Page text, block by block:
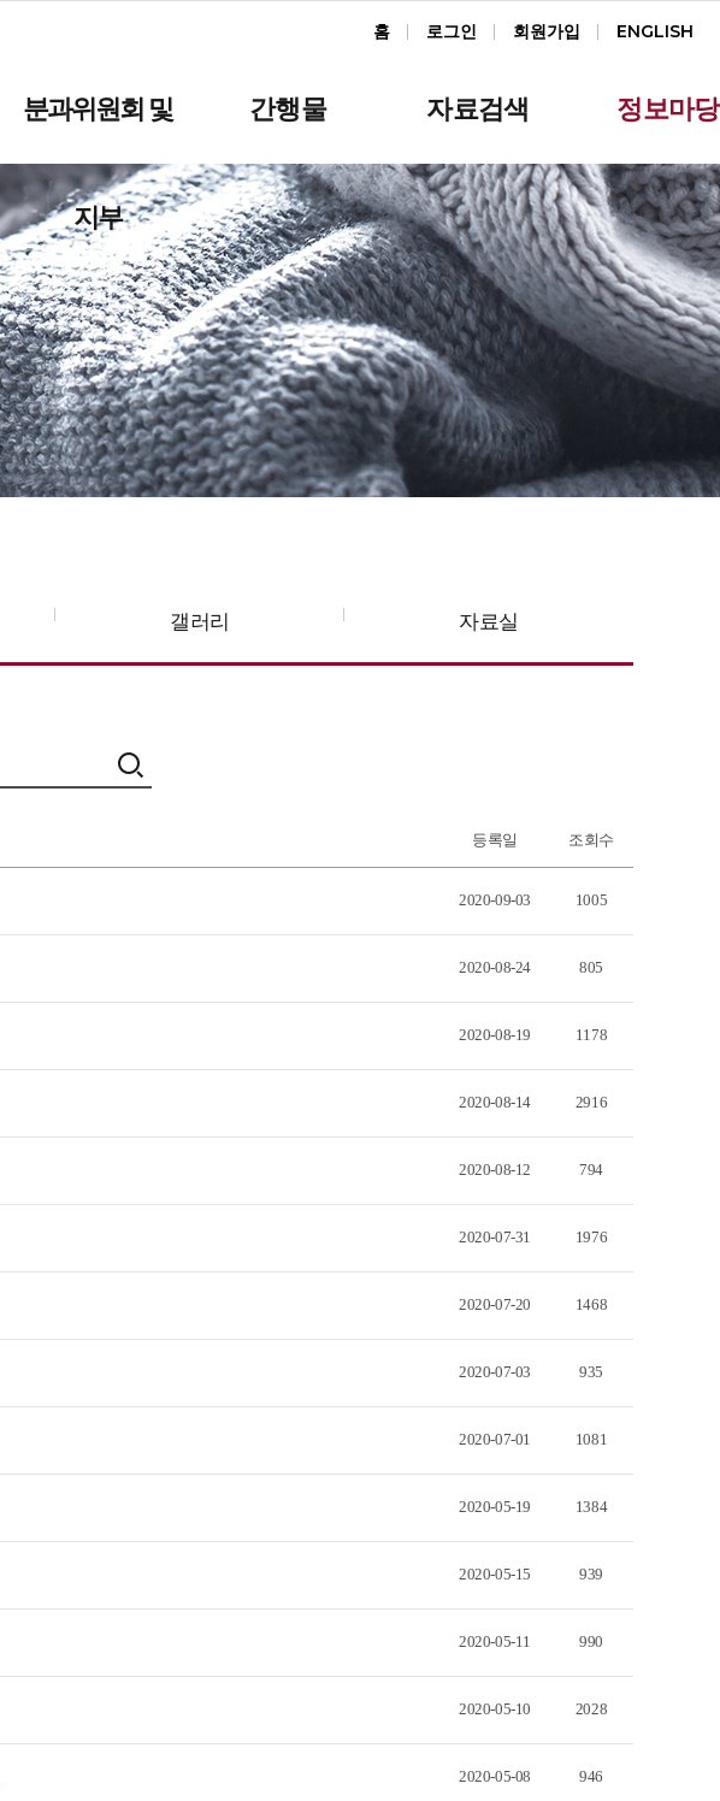
홈 로그인 회원가입 ENGLISH
분과위원회 및
지부
간행물 자료검색 정보마당
갤러리 자료실
등록일 조회수
2020-09-03 1005
2020-08-24 805
2020-08-19 1178
2020-08-14 2916
2020-08-12 794
2020-07-31 1976
2020-07-20 1468
2020-07-03 935
2020-07-01 1081
2020-05-19 1384
2020-05-15 939
2020-05-11 990
2020-05-10 2028
2020-05-08 946